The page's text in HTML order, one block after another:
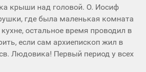
крыши над головой. О. Иосиф
где была маленькая комната
остальное время проводил в
если сам архиепископ жил в
Людовика! Первый период у всех